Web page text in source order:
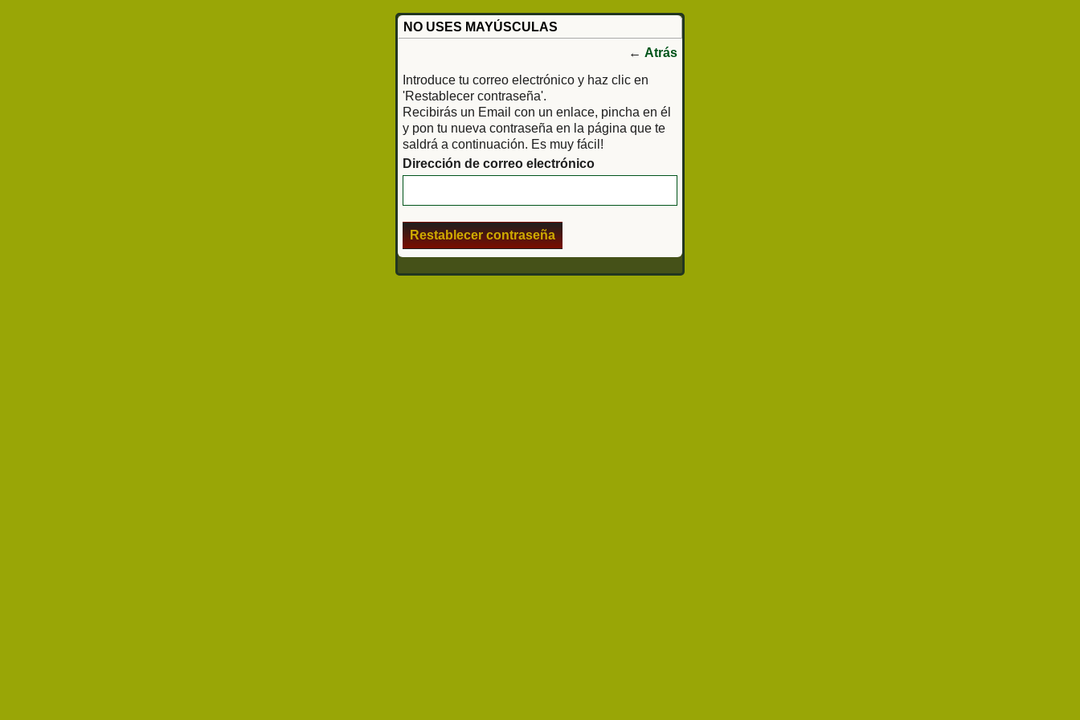
NO USES MAYÚSCULAS
← Atrás
Introduce tu correo electrónico y haz clic en
'Restablecer contraseña'.
Recibirás un Email con un enlace, pincha en él
y pon tu nueva contraseña en la página que te
saldrá a continuación. Es muy fácil!
Dirección de correo electrónico